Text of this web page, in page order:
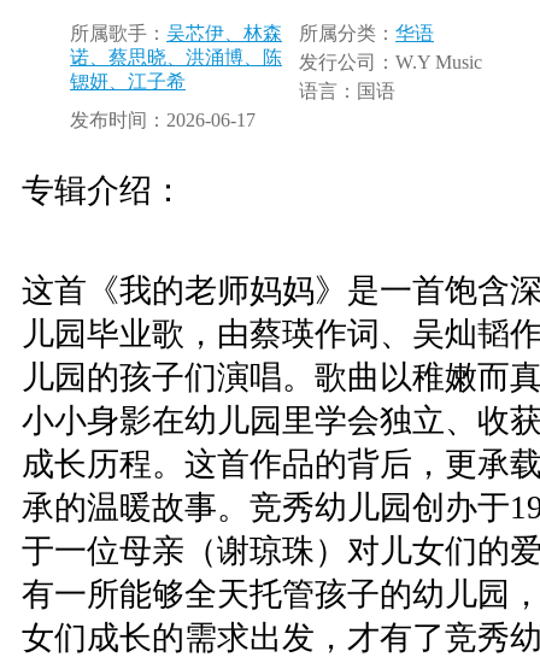
所属歌手： 吴芯伊、林森
诺、蔡思晓、洪涌博、陈
锶妍、江子希
所属分类： 华语
发行公司： W.Y Music
语言： 国语
发布时间： 2026-06-17
专辑介绍：
这首《我的老师妈妈》是一首饱含
儿园毕业歌，由蔡瑛作词、吴灿韬
儿园的孩子们演唱。歌曲以稚嫩而
小小身影在幼儿园里学会独立、收
成长历程。这首作品的背后，更承
承的温暖故事。竞秀幼儿园创办于
于一位母亲（谢琼珠）对儿女们
有一所能够全天托管孩子的幼儿园
女们成长的需求出发，才有了竞秀